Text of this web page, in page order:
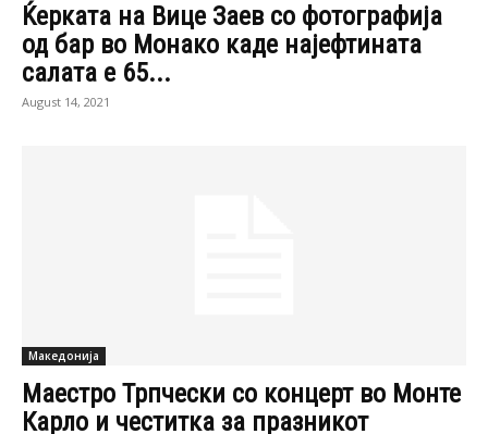
Ќерката на Вице Заев со фотографија
од бар во Монако каде најефтината
салата е 65...
August 14, 2021
Македонија
Маестро Трпчески со концерт во Монте
Карло и честитка за празникот